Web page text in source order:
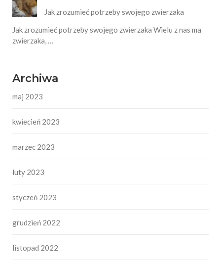
Jak zrozumieć potrzeby swojego zwierzaka
Jak zrozumieć potrzeby swojego zwierzaka Wielu z nas ma
zwierzaka, …
Archiwa
maj 2023
kwiecień 2023
marzec 2023
luty 2023
styczeń 2023
grudzień 2022
listopad 2022